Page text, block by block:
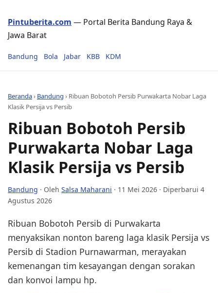
Pintuberita.com — Portal Berita Bandung Raya &
Jawa Barat
Bandung Bola Jabar KBB KDM
Beranda› Bandung › Ribuan Bobotoh Persib Purwakarta Nobar Laga
Klasik Persija vs Persib
Ribuan Bobotoh Persib
Purwakarta Nobar Laga
Klasik Persija vs Persib
Bandung · Oleh Salsa Maharani · 11 Mei 2026 · Diperbarui 4
Agustus 2026
Ribuan Bobotoh Persib di Purwakarta
menyaksikan nonton bareng laga klasik Persija vs
Persib di Stadion Purnawarman, merayakan
kemenangan tim kesayangan dengan sorakan
dan konvoi lampu hp.